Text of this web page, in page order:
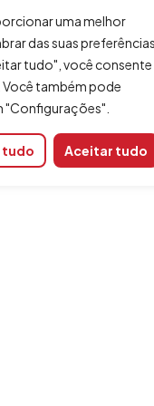
uma melhor
das suas
tudo", você consente
também pode
"Configurações".
tudo Aceitar tudo